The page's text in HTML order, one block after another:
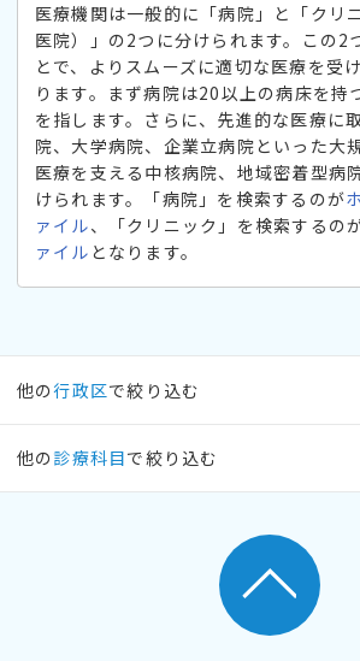
医療機関は一般的に「病院」と「クリ
医院）」の2つに分けられます。この2
とで、よりスムーズに適切な医療を受
ります。まず病院は20以上の病床を持
を指します。さらに、先進的な医療に
院、大学病院、企業立病院といった大
医療を支える中核病院、地域密着型病
けられます。「病院」を検索するのが
ァイル、「クリニック」を検索するの
ァイル となります。
他の行政区で絞り込む
他の 診療科目で絞り込む